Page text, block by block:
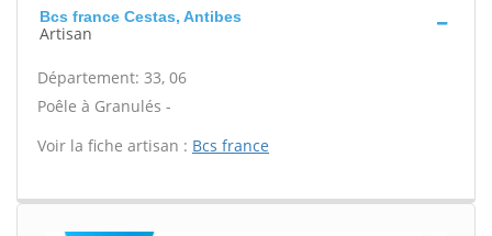
Bcs france Cestas, Antibes
Artisan
Département: 33, 06
Poêle à Granulés -
Voir la fiche artisan : Bcs france